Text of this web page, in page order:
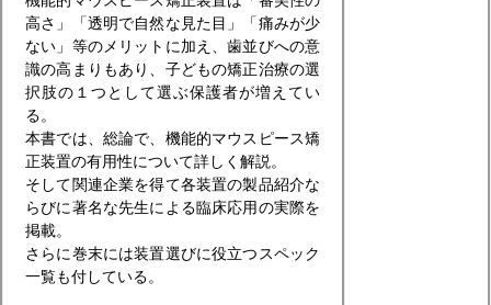
高さ」「透明で自然な見た目」「痛みが少
ない」等のメリットに加え、歯並びへの意
識の高まりもあり、子どもの矯正治療の選
択肢の１つとして選ぶ保護者が増えてい
る。
本書では、総論で、機能的マウスピース矯
正装置の有用性について詳しく解説。
そして関連企業を得て各装置の製品紹介な
らびに著名な先生による臨床応用の実際を
掲載。
さらに巻末には装置選びに役立つスペック
一覧も付している。